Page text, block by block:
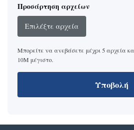
Προσάρτηση αρχείων
Επιλέξτε αρχεία
Μπορείτε να ανεβάσετε μέχρι 5 αρχεία
10M μέγιστο.
Υποβολή